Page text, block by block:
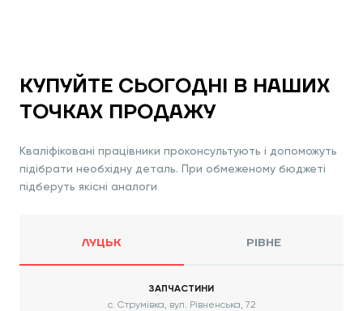
КУПУЙТЕ СЬОГОДНІ В НАШИХ
ТОЧКАХ ПРОДАЖУ
Кваліфіковані працівники проконсультують і допоможуть
підібрати необхідну деталь. При обмеженому бюджеті
підберуть якісні аналоги
ЛУЦЬК РІВНЕ
ЗАПЧАСТИНИ
с. Струмівка, вул. Рівненська, 72